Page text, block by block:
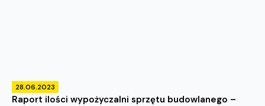
28.06.2023
Raport ilości wypożyczalni sprzętu budowlanego –